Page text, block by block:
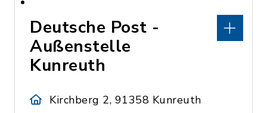
Deutsche Post -
Außenstelle
Kunreuth
Kirchberg 2, 91358 Kunreuth